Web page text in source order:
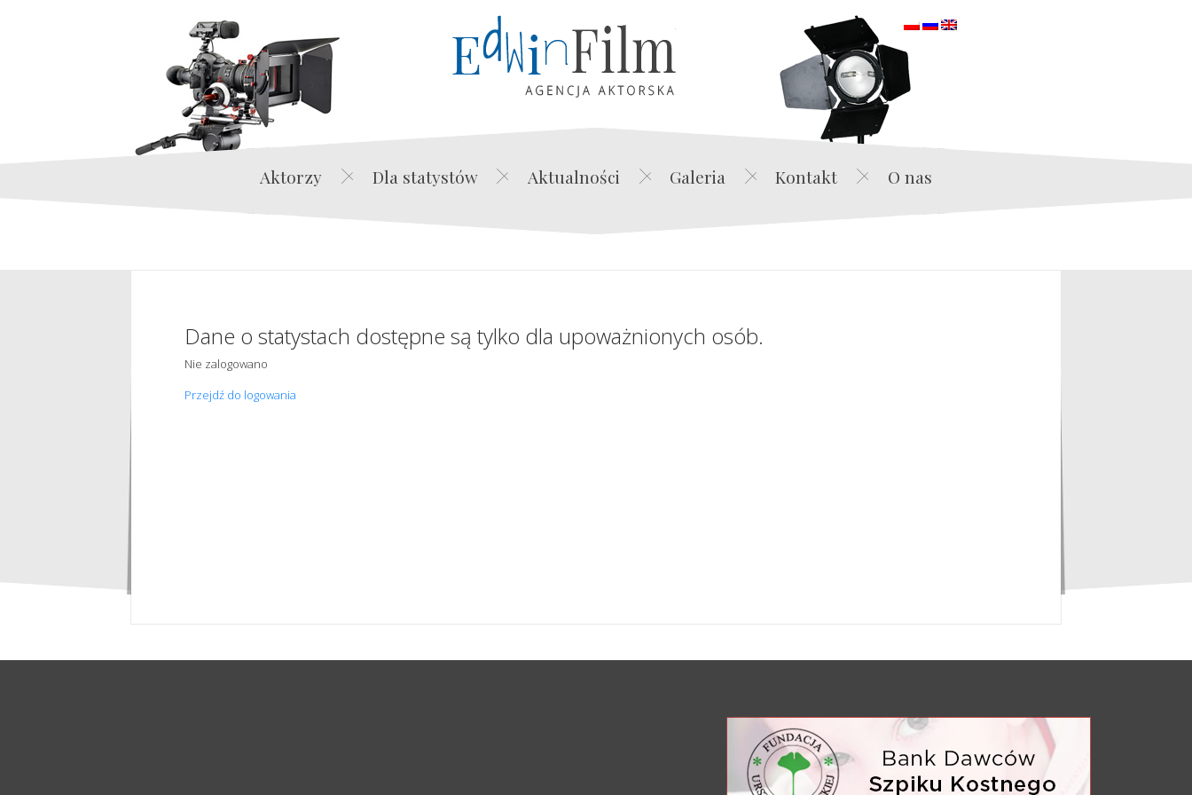
Edwin Film Agencja Aktorska
Aktorzy Dla statystów Aktualności Galeria Kontakt O nas
Dane o statystach dostępne są tylko dla upoważnionych osób.
Nie zalogowano
Przejdź do logowania